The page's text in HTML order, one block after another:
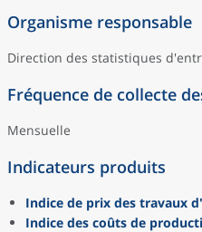
Organisme responsable
Direction des statistiques
Fréquence de collecte
Mensuelle
Indicateurs produits
Indice de prix des travaux
Indice des coûts de